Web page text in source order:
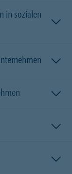
in sozialen